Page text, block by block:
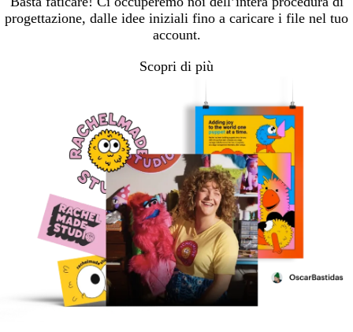
progettazione, dalle idee iniziali fino a caricare i file nel tuo
account.
Scopri di più